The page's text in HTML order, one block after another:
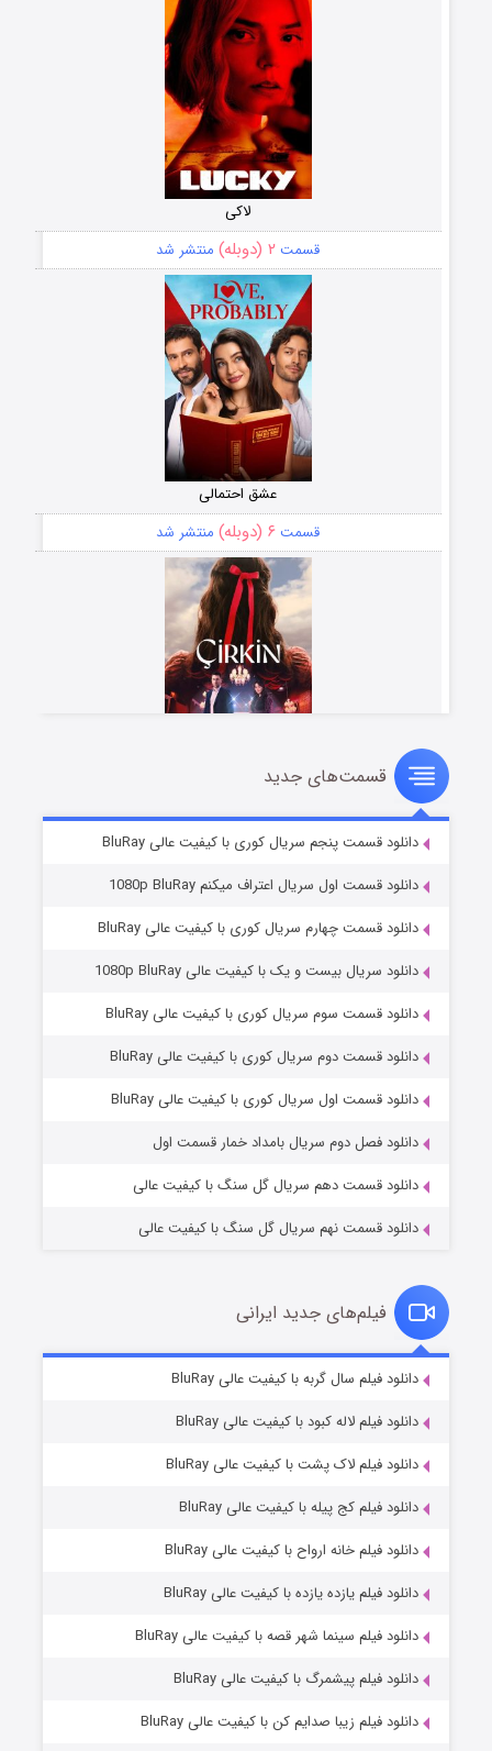
لاکی
قسمت ۲ (دوبله) منتشر شد
عشق احتمالی
قسمت ۶ (دوبله) منتشر شد
سریال زشت
قسمت۵ (زیرنویس) منتشر شد
وستی ها
قسمت۱ (زیرنویس) منتشر شد
قسمت۶ (زیرنویس) منتشر شد
قسمت‌های جدید
دانلود قسمت پنجم سریال کوری با کیفیت عالی BluRay
دانلود قسمت اول سریال اعتراف میکنم 1080p BluRay
دانلود قسمت چهارم سریال کوری با کیفیت عالی BluRay
دانلود سریال بیست و یک با کیفیت عالی 1080p BluRay
دانلود قسمت سوم سریال کوری با کیفیت عالی BluRay
دانلود قسمت دوم سریال کوری با کیفیت عالی BluRay
دانلود قسمت اول سریال کوری با کیفیت عالی BluRay
دانلود فصل دوم سریال بامداد خمار قسمت اول
دانلود قسمت دهم سریال گل سنگ با کیفیت عالی
دانلود قسمت نهم سریال گل سنگ با کیفیت عالی
فیلم‌های جدید ایرانی
دانلود فیلم سال گربه با کیفیت عالی BluRay
دانلود فیلم لاله کبود با کیفیت عالی BluRay
دانلود فیلم لاک پشت با کیفیت عالی BluRay
دانلود فیلم کج‌ پیله با کیفیت عالی BluRay
دانلود فیلم خانه ارواح با کیفیت عالی BluRay
دانلود فیلم یازده یازده با کیفیت عالی BluRay
دانلود فیلم سینما شهر قصه با کیفیت عالی BluRay
دانلود فیلم پیشمرگ با کیفیت عالی BluRay
دانلود فیلم زیبا صدایم کن با کیفیت عالی BluRay